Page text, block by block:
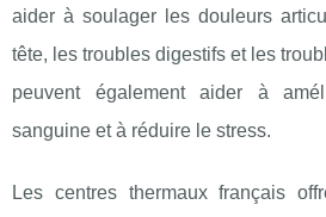
aider à soulager les douleurs
tête, les troubles digestifs et les
peuvent également aider à
sanguine et à réduire le stress.
Les centres thermaux français